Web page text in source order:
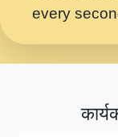
सख भ
सपरहट
सपरहट
every